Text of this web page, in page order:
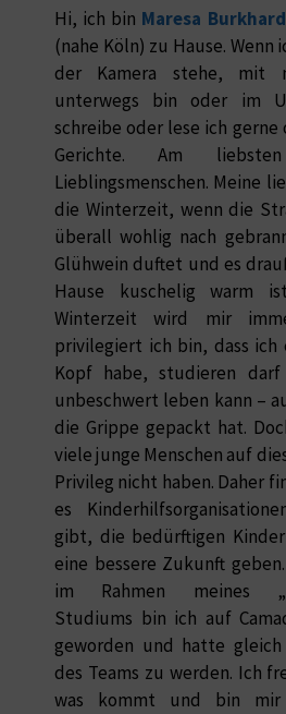
Hi, ich bin Maresa
(nahe Köln) zu Hause. Wenn
der Kamera stehe, mit
unterwegs bin oder im
schreibe oder lese ich gerne
Gerichte. Am
Lieblingsmenschen. Meine
die Winterzeit, wenn die
überall wohlig nach
Glühwein duftet und es
Hause kuschelig warm
Winterzeit wird mir
privilegiert ich bin, dass ich
Kopf habe, studieren
unbeschwert leben kann –
die Grippe gepackt hat.
viele junge Menschen auf
Privileg nicht haben. Daher
es
gibt, die bedürftigen
eine bessere Zukunft
im Rahmen meines
Studiums bin ich auf
geworden und hatte
des Teams zu werden. Ich
was kommt und bin mir